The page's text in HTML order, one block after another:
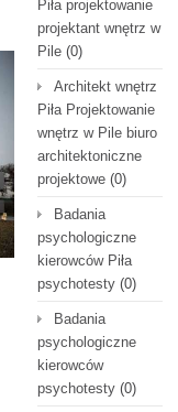
Piła projektowanie
projektant wnętrz w
Pile (0)
Architekt wnętrz
Piła Projektowanie
wnętrz w Pile biuro
architektoniczne
projektowe (0)
Badania
psychologiczne
kierowców Piła
psychotesty (0)
Badania
psychologiczne
kierowców
psychotesty (0)